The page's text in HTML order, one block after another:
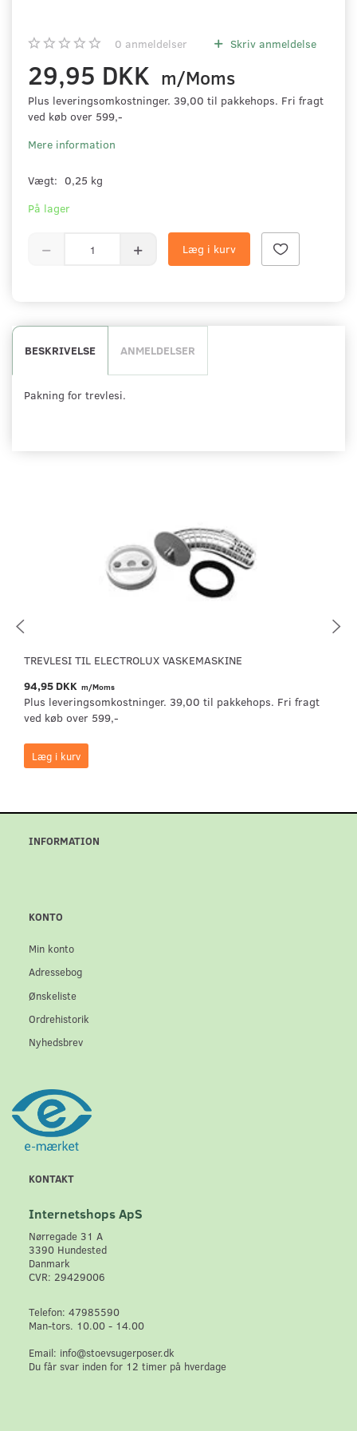
0 anmeldelser Skriv anmeldelse
29,95 DKK m/Moms
Plus leveringsomkostninger. 39,00 til pakkehops. Fri fragt
ved køb over 599,-
Mere information
Vægt: 0,25 kg
På lager
Læg i kurv
BESKRIVELSE ANMELDELSER
Pakning for trevlesi.
TREVLESI TIL ELECTROLUX VASKEMASKINE
94,95 DKK m/Moms
Plus leveringsomkostninger. 39,00 til pakkehops. Fri fragt
ved køb over 599,-
Læg i kurv
INFORMATION
KONTO
Min konto
Adressebog
Ønskeliste
Ordrehistorik
Nyhedsbrev
KONTAKT
Internetshops ApS
Nørregade 31 A
3390 Hundested
Danmark
CVR: 29429006
Telefon: 47985590
Man-tors. 10.00 - 14.00
Email: info@stoevsugerposer.dk
Du får svar inden for 12 timer på hverdage